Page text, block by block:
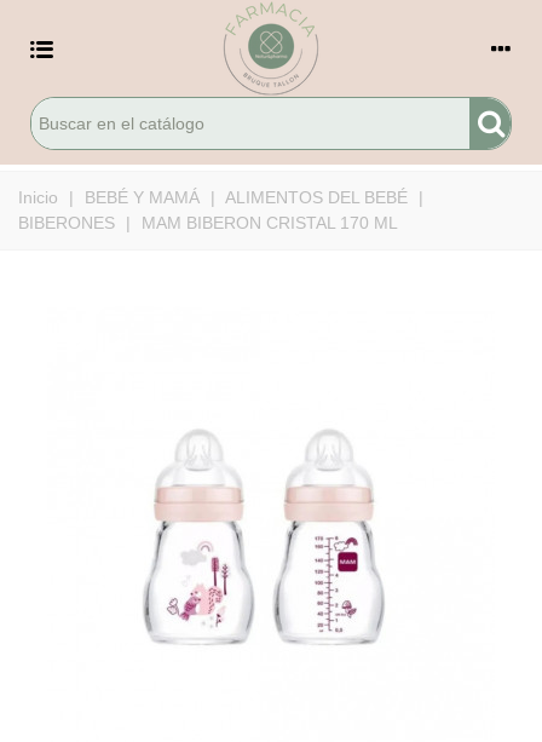
Inicio | BEBÉ Y MAMÁ | ALIMENTOS DEL BEBÉ
|
BIBERONES
| MAM BIBERON CRISTAL 170 ML